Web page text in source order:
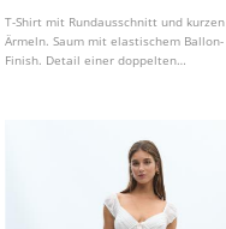
T-Shirt mit Rundausschnitt und kurzen
Ärmeln. Saum mit elastischem Ballon-
Finish. Detail einer doppelten